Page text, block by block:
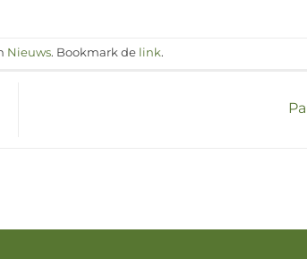
Nieuws. Bookmark de link.